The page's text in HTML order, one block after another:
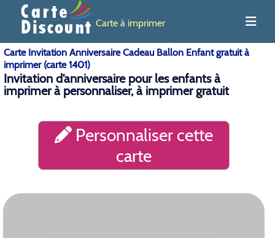
Carte à imprimer
Carte Invitation Anniversaire Cadeau Ballon Enfant gratuit à
imprimer (carte 1401)
Invitation d’anniversaire pour les enfants à
imprimer à personnaliser, à imprimer gratuit
Personnaliser cette
carte